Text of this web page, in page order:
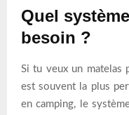
Quel
besoin ?
Si tu veux un matelas
est souvent la plus
en camping, le